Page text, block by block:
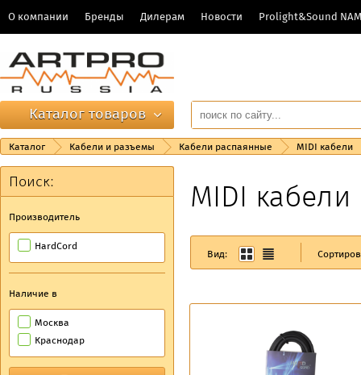
О компании Бренды Дилерам Новости Prolight&Sound
Каталог товаров
Каталог Кабели и разъемы Кабели распаянные MIDI кабели
Поиск:
Производитель
HardCord
Наличие в
Москва
Краснодар
MIDI кабели
Вид: